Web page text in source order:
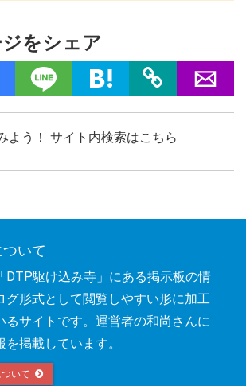
をシェア
よう！ サイト内検索はこちら
いて
DTP駆け込み寺」にある掲示板の情
グ形式として閲覧しやすい形に加工
るサイトです。運営者の和尚さんに
掲載しています。
いて